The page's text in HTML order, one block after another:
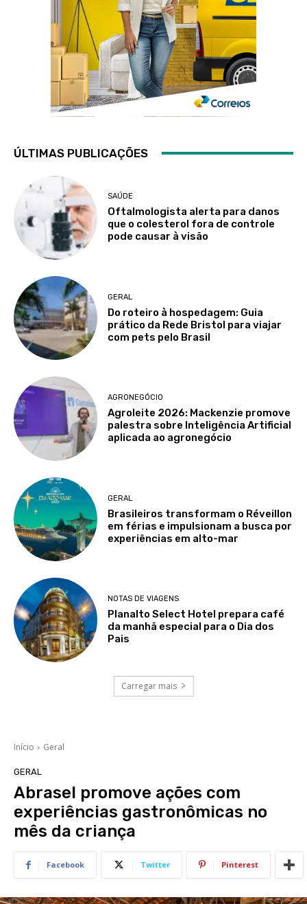
ÚLTIMAS PUBLICAÇÕES
SAÚDE
Oftalmologista alerta para danos
que o colesterol fora de controle
pode causar à visão
GERAL
Do roteiro à hospedagem: Guia
prático da Rede Bristol para viajar
com pets pelo Brasil
AGRONEGÓCIO
Agroleite 2026: Mackenzie promove
palestra sobre Inteligência Artificial
aplicada ao agronegócio
GERAL
Brasileiros transformam o Réveillon
em férias e impulsionam a busca por
experiências em alto-mar
NOTAS DE VIAGENS
Planalto Select Hotel prepara café
da manhã especial para o Dia dos
Pais
Carregar mais